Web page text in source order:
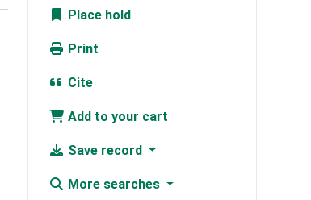
Place hold
Print
Cite
Add to your cart
Save record
More searches